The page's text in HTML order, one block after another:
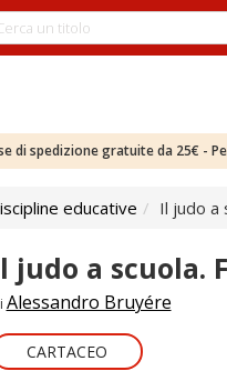
di spedizione gratuite da 25€ -
educative Il judo a
judo a scuola.
Alessandro Bruyére
CARTACEO